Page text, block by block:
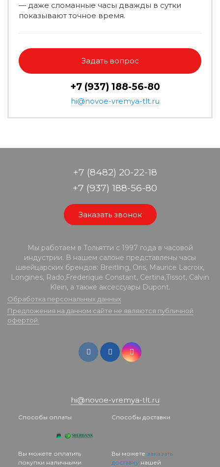
— даже сломанные часы дважды в сутки
показывают точное время.
Задать вопрос
+7 (937) 188-56-80
hi@novoe-vremya-tlt.ru
+7 (8482) 20-22-18
+7 (937) 188-56-80
Заказать звонок
Мы работаем в Тольятти с 1997 года в часовой
индустрии. В нашем салоне представлены часы
швейцарских брендов: Breitling, Oris, Maurice Lacroix,
Longines, Rado,Frederique Constant, Certina,Tissot, Calvin
Klein, а также аксессуары Dupont.
Обработка персональных данных
Предложения на данном сайте не являются публичной
офертой.
hi@novoe-vremya-tlt.ru
Способы оплаты
Вы можете оплатить
покупки наличными
Способы доставки
Вы можете заказать
доставкунашей